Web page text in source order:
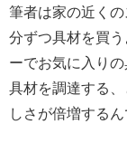
筆者は家の近くの
分ずつ具材を買
ーでお気に入りの
具材を調達する
しさが倍増するん